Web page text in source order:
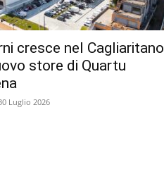
cresce nel Cagliaritano
store di Quartu
Luglio 2026